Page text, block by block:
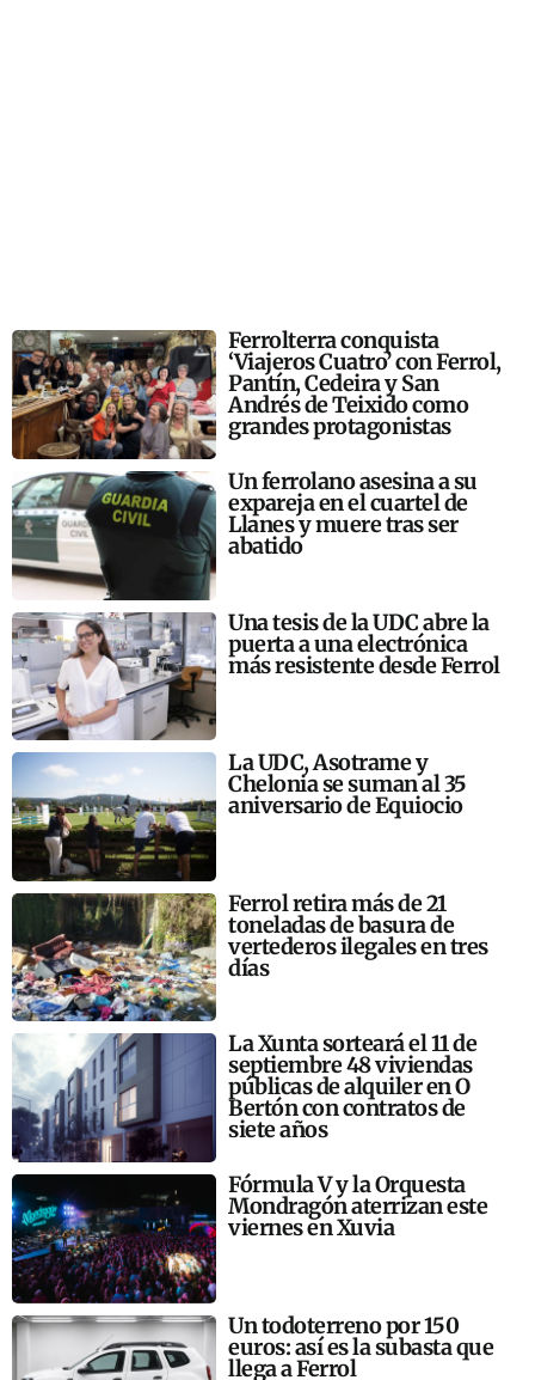
Ferrolterra conquista
‘Viajeros Cuatro’ con Ferrol,
Pantín, Cedeira y San
Andrés de Teixido como
grandes protagonistas
Un ferrolano asesina a su
expareja en el cuartel de
Llanes y muere tras ser
abatido
Una tesis de la UDC abre la
puerta a una electrónica
más resistente desde Ferrol
La UDC, Asotrame y
Chelonia se suman al 35
aniversario de Equiocio
Ferrol retira más de 21
toneladas de basura de
vertederos ilegales en tres
días
La Xunta sorteará el 11 de
septiembre 48 viviendas
públicas de alquiler en O
Bertón con contratos de
siete años
Fórmula V y la Orquesta
Mondragón aterrizan este
viernes en Xuvia
Un todoterreno por 150
euros: así es la subasta que
llega a Ferrol